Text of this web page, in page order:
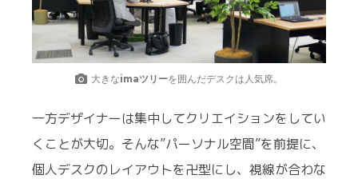
大きなimaツリーを囲んだデスクは人気席。
一方デザイナーは集中してクリエイションをしてい
くことが大切。そんな”パーソナル空間”を前提に、
個人デスクのレイアウトを卍型にし、視線が合わな